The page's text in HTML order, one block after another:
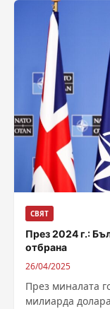
СВЯТ
През 2024 г.:
отбрана
26/04/2025
През миналата
милиарда